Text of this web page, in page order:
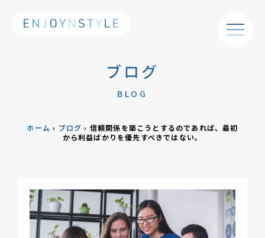
ブログ
BLOG
ホーム › ブログ › 信頼関係を築こうとするのであれば、最初
から利益ばかりを優先すべきではない。